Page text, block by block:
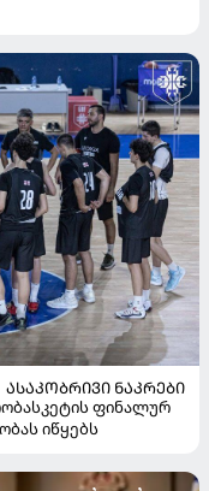
ᲐᲡᲐᲙᲝᲑᲠᲘᲕᲘ ᲜᲐᲙᲠᲔᲑᲘ
ფინალურ
იწყებს